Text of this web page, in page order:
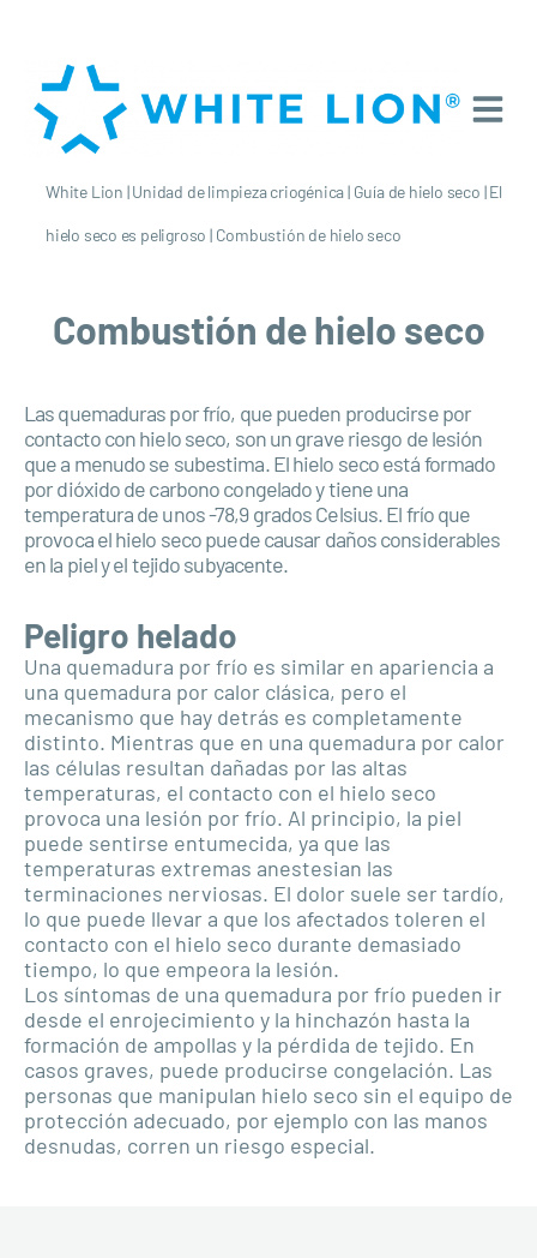
White Lion |Unidad de limpieza criogénica| Guía de hielo seco |El
hielo seco es peligroso | Combustión de hielo seco
Combustión de hielo seco
Las quemaduras por frío, que pueden producirse por
contacto con hielo seco, son un grave riesgo de lesión
que a menudo se subestima. El hielo seco está formado
por dióxido de carbono congelado y tiene una
temperatura de unos -78,9 grados Celsius. El frío que
provoca el hielo seco puede causar daños considerables
en la piel y el tejido subyacente.
Peligro helado
Una quemadura por frío es similar en apariencia a
una quemadura por calor clásica, pero el
mecanismo que hay detrás es completamente
distinto. Mientras que en una quemadura por calor
las células resultan dañadas por las altas
temperaturas, el contacto con el hielo seco
provoca una lesión por frío. Al principio, la piel
puede sentirse entumecida, ya que las
temperaturas extremas anestesian las
terminaciones nerviosas. El dolor suele ser tardío,
lo que puede llevar a que los afectados toleren el
contacto con el hielo seco durante demasiado
tiempo, lo que empeora la lesión.
Los síntomas de una quemadura por frío pueden ir
desde el enrojecimiento y la hinchazón hasta la
formación de ampollas y la pérdida de tejido. En
casos graves, puede producirse congelación. Las
personas que manipulan hielo seco sin el equipo de
protección adecuado, por ejemplo con las manos
desnudas, corren un riesgo especial.